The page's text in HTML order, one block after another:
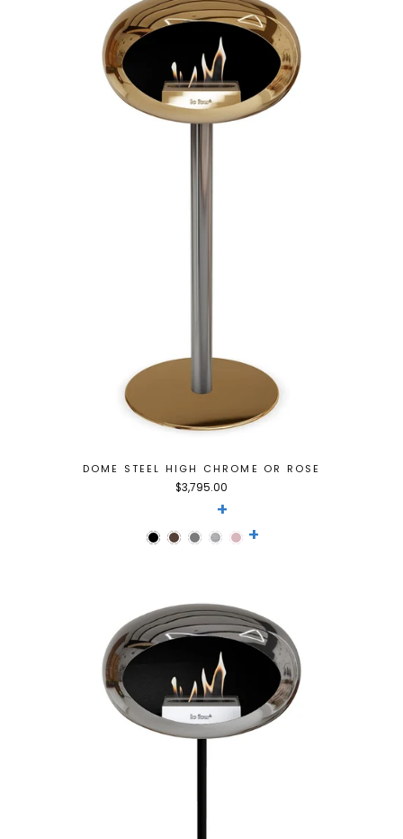
DOME STEEL HIGH CHROME OR ROSE
$3,795.00
+
+